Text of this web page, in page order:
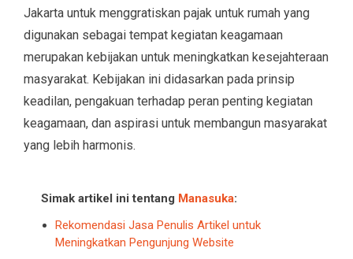
Jakarta untuk menggratiskan pajak untuk rumah yang
digunakan sebagai tempat kegiatan keagamaan
merupakan kebijakan untuk meningkatkan kesejahteraan
masyarakat. Kebijakan ini didasarkan pada prinsip
keadilan, pengakuan terhadap peran penting kegiatan
keagamaan, dan aspirasi untuk membangun masyarakat
yang lebih harmonis.
Simak artikel ini tentang Manasuka:
Rekomendasi Jasa Penulis Artikel untuk
Meningkatkan Pengunjung Website